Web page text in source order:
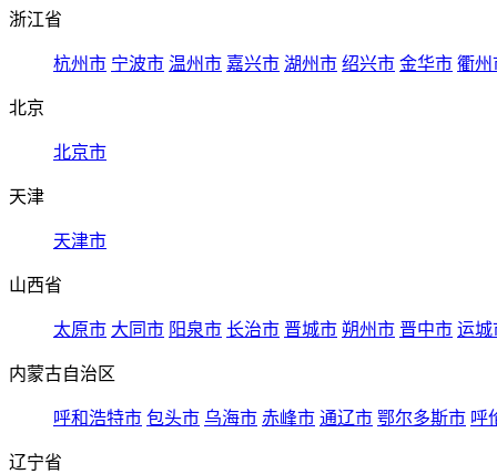
浙江省
杭州市 宁波市 温州市 嘉兴市 湖州市 绍兴市 金华市 衢州
北京
北京市
天津
天津市
山西省
太原市 大同市 阳泉市 长治市 晋城市 朔州市 晋中市 运城
内蒙古自治区
呼和浩特市 包头市 乌海市 赤峰市 通辽市 鄂尔多斯市 呼
辽宁省